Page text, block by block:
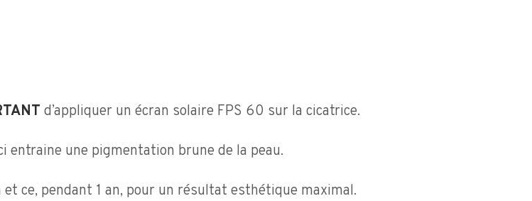
d’appliquer un écran solaire FPS 60 sur la cicatrice.
entraine une pigmentation brune de la peau.
ce, pendant 1 an, pour un résultat esthétique maximal.